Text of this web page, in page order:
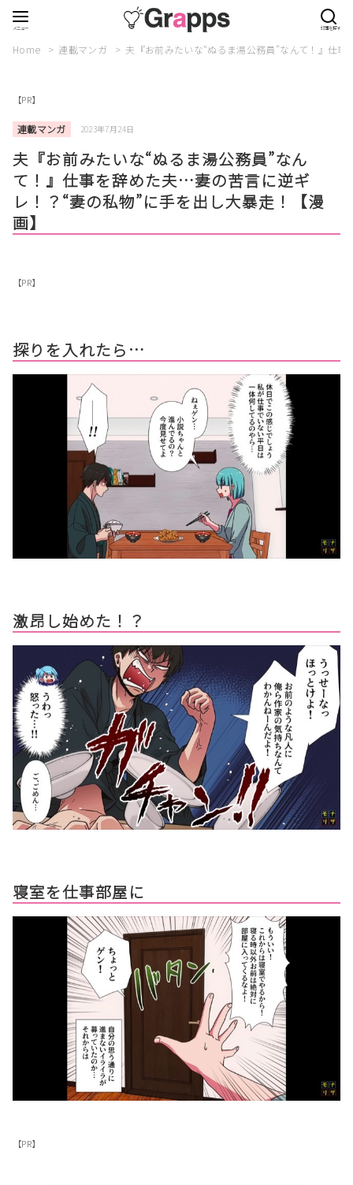
Home 連載マンガ 夫『お前みたいな“ぬるま湯公務員”なんて！』仕
【PR】
連載マンガ 2023年7月24日
夫『お前みたいな“ぬるま湯公務員”なん
て！』仕事を辞めた夫…妻の苦言に逆ギ
レ！？“妻の私物”に手を出し大暴走！【漫
画】
【PR】
探りを入れたら…
激昂し始めた！？
寝室を仕事部屋に
【PR】